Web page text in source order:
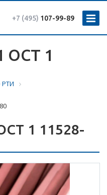
+7 (495) 107-99-89
ОСТ 1
1 11528-